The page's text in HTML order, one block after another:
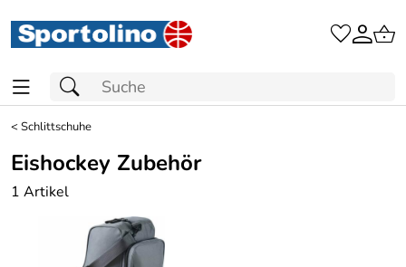
<Schlittschuhe
Eishockey Zubehör
1 Artikel